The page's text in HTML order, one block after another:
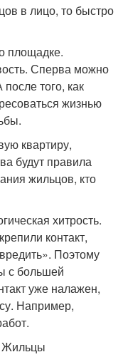
в лицо, то быстро
площадке.
Сперва можно
того, как
жизнью
квартиру,
будут правила
жильцов, кто
хитрость.
контакт,
Поэтому
с большей
уже налажен,
Например,
Жильцы